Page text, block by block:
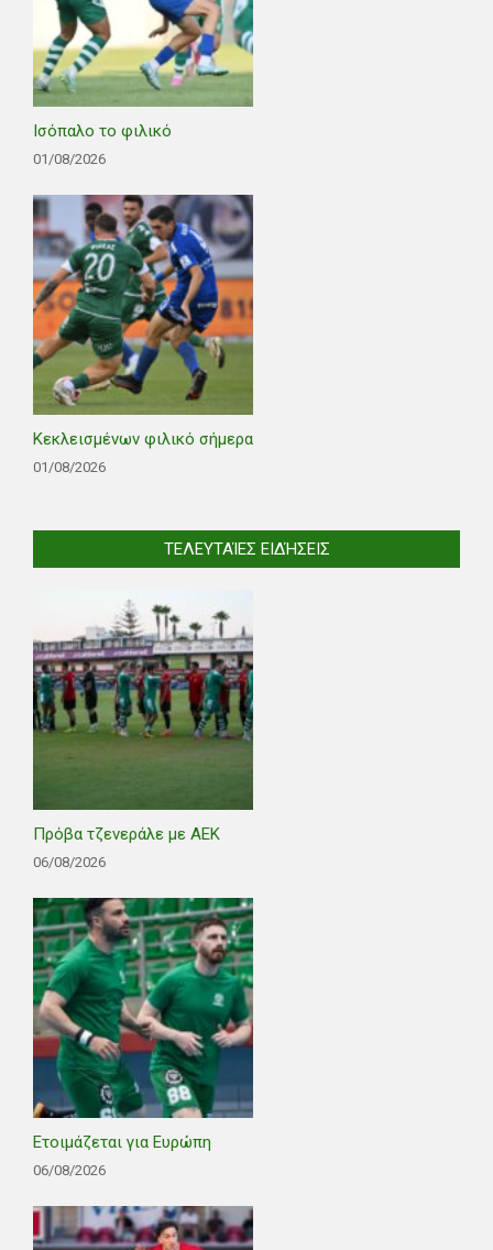
Ισόπαλο το φιλικό
01/08/2026
Κεκλεισμένων φιλικό σήμερα
01/08/2026
ΤΕΛΕΥΤΑΊΕΣ ΕΙΔΉΣΕΙΣ
Πρόβα τζενεράλε με ΑΕΚ
06/08/2026
Ετοιμάζεται για Ευρώπη
06/08/2026